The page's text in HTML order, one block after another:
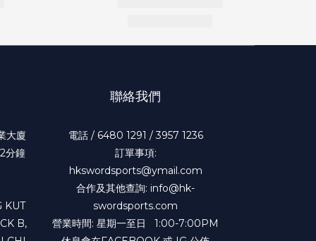
大廈
分鐘
KUT
B,
聯絡我們
電話 / 6480 1291 / 3957 1236
訂單事項:
hkswordsports@ymail.com
合作及其他查詢: info@hk-
swordsports.com
營業時間: 星期一至日 1:00-7:00PM